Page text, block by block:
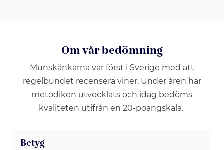
Om vår bedömning
Munskänkarna var först i Sverige med att
regelbundet recensera viner. Under åren har
metodiken utvecklats och idag bedöms
kvaliteten utifrån en 20-poängskala.
Betyg